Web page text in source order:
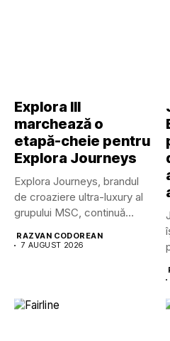
Explora III
marchează o
etapă-cheie pentru
Explora Journeys
Explora Journeys, brandul
de croaziere ultra-luxury al
grupului MSC, continuă
RAZVAN CODOREAN
7 AUGUST 2026